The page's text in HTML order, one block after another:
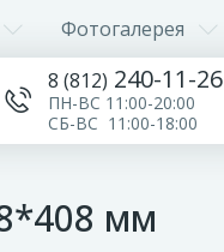
Фотогалерея
8 (812) 240-11-26
ПН-ВС 11:00-20:00
СБ-ВС 11:00-18:00
мм